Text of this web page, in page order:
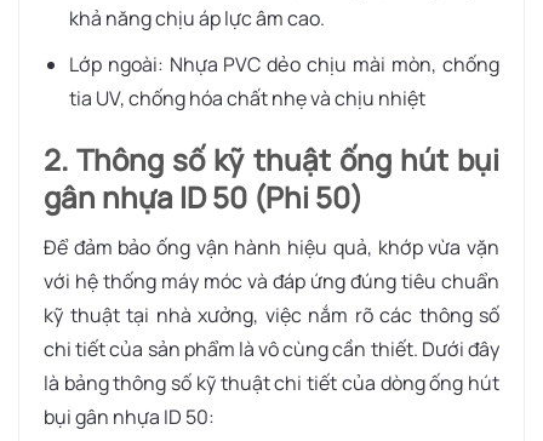
khả năng chịu áp lực âm cao.
Lớp ngoài: Nhựa PVC dẻo chịu mài mòn, chống
tia UV, chống hóa chất nhẹ và chịu nhiệt
2. Thông số kỹ thuật ống hút bụi
gân nhựa ID 50 (Phi 50)
Để đảm bảo ống vận hành hiệu quả, khớp vừa vặn
với hệ thống máy móc và đáp ứng đúng tiêu chuẩn
kỹ thuật tại nhà xưởng, việc nắm rõ các thông số
chi tiết của sản phẩm là vô cùng cần thiết. Dưới đây
là bảng thông số kỹ thuật chi tiết của dòng ống hút
bụi gân nhựa ID 50: